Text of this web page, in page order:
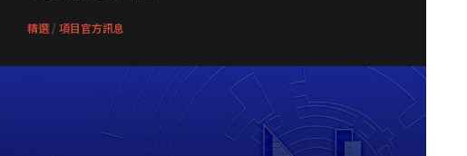
精選 / 項目官方訊息